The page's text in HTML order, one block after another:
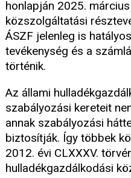
honlapján 2025.
közszolgáltatási
ÁSZF jelenleg is
tevékenység és a
történik.
Az állami
szabályozási kereteit
annak szabályozási
biztosítják. Így többek
2012. évi CLXXXV.
hulladékgazdálkodási